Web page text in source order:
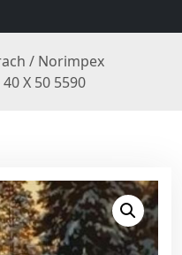
/ Norimpex
X 50 5590